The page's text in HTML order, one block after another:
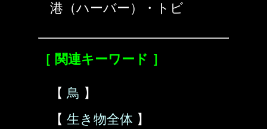
港（ハーバー）・トビ
［ 関連キーワード ］
【 鳥 】
【 生き物全体 】